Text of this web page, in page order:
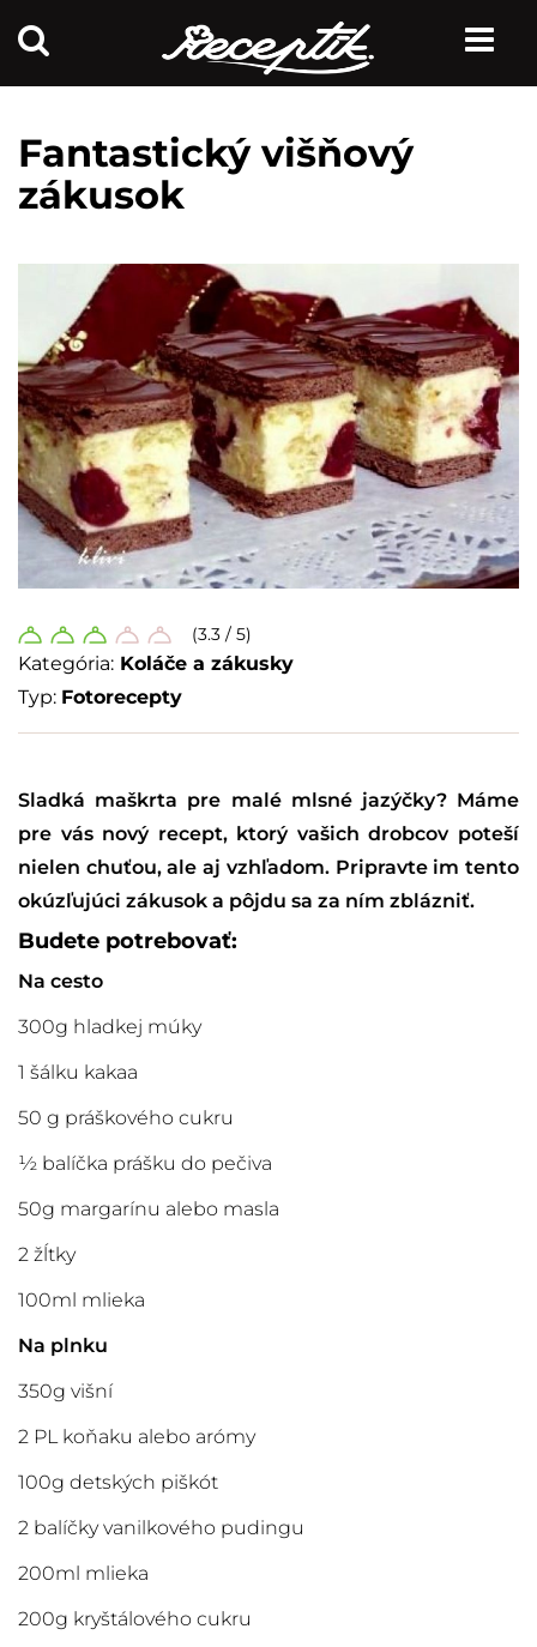
Fantastický višňový
zákusok
(3.3 / 5)
Kategória: Koláče a zákusky
Typ: Fotorecepty
Sladká maškrta pre malé mlsné jazýčky? Máme
pre vás nový recept, ktorý vašich drobcov poteší
nielen chuťou, ale aj vzhľadom. Pripravte im tento
okúzľujúci zákusok a pôjdu sa za ním zblázniť.
Budete potrebovať:
Na cesto
300g hladkej múky
1 šálku kakaa
50 g práškového cukru
½ balíčka prášku do pečiva
50g margarínu alebo masla
2 žĺtky
100ml mlieka
Na plnku
350g višní
2 PL koňaku alebo arómy
100g detských piškót
2 balíčky vanilkového pudingu
200ml mlieka
200g kryštálového cukru